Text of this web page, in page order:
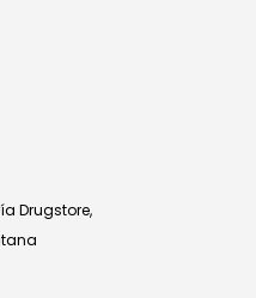
Drugstore,